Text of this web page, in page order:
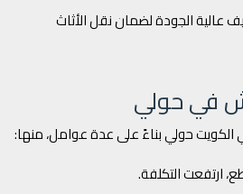
عالية الجودة لضمان نقل الأثاث
في حولي
حولي بناءً على عدة عوامل، منها:
ارتفعت التكلفة.